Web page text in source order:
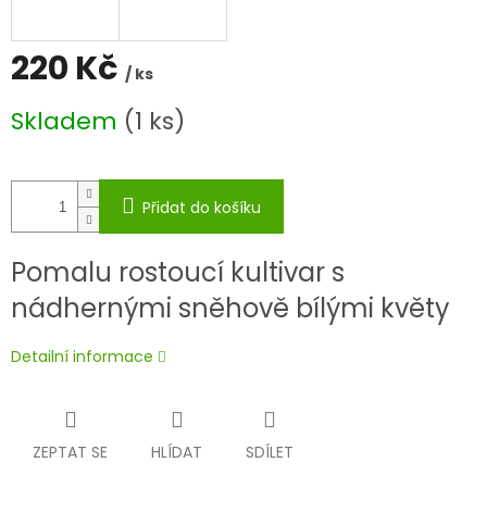
220 Kč / ks
cena:
Skladem (1 ks)
Přidat do košíku
Pomalu rostoucí kultivar s
nádhernými sněhově bílými květy
Detailní informace
ZEPTAT SE HLÍDAT SDÍLET